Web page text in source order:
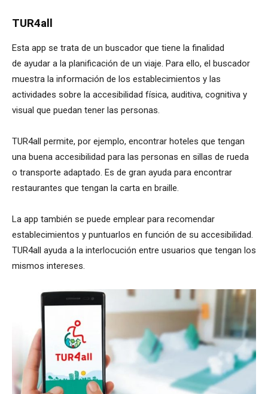
TUR4all
Esta app se trata de un buscador que tiene la finalidad
de ayudar a la planificación de un viaje. Para ello, el buscador
muestra la información de los establecimientos y las
actividades sobre la accesibilidad física, auditiva, cognitiva y
visual que puedan tener las personas.
TUR4all permite, por ejemplo, encontrar hoteles que tengan
una buena accesibilidad para las personas en sillas de rueda
o transporte adaptado. Es de gran ayuda para encontrar
restaurantes que tengan la carta en braille.
La app también se puede emplear para recomendar
establecimientos y puntuarlos en función de su accesibilidad.
TUR4all ayuda a la interlocución entre usuarios que tengan los
mismos intereses.